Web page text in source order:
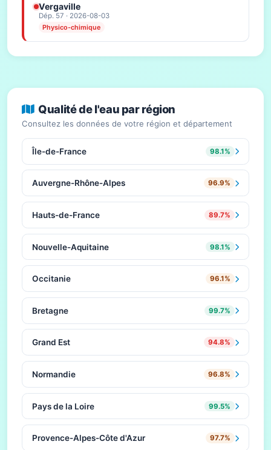
Vergaville
Dép. 57 · 2026-08-03
Physico-chimique
Qualité de l'eau par région
Consultez les données de votre région et département
Île-de-France 98.1%
Auvergne-Rhône-Alpes 96.9%
Hauts-de-France 89.7%
Nouvelle-Aquitaine 98.1%
Occitanie 96.1%
Bretagne 99.7%
Grand Est 94.8%
Normandie 96.8%
Pays de la Loire 99.5%
Provence-Alpes-Côte d'Azur 97.7%